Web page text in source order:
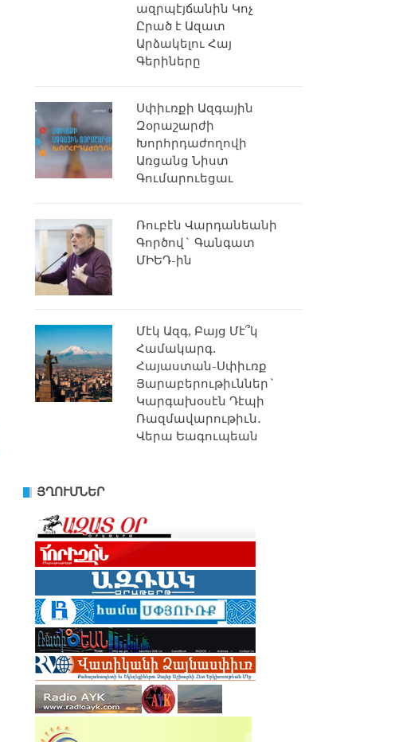
ազրպէյճանին Կոչ
Ըրած է Ազատ
Արձակելու Հայ
Գերիները
Սփիւռքի Ազգային
Զօրաշարժի
Խորհրդաժողովի
Առցանց Նիստ
Գումարուեցաւ
Ռուբէն Վարդանեանի
Գործով` Գանգատ
ՄԻԵԴ-ին
Մէկ Ազգ, Բայց Մէ՞կ
Համակարգ.
Հայաստան-Սփիւռք
Յարաբերութիւններ`
Կարգախօսէն Դէպի
Ռազմավարութիւն․
Վերա Եագուպեան
ՅՂՈՒՄՆԵՐ